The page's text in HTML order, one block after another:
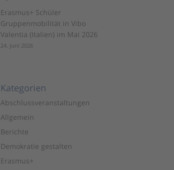
Erasmus+ Schüler
Gruppenmobilität in Vibo
Valentia (Italien) im Mai 2026
24. Juni 2026
Kategorien
Abschlussveranstaltungen
Allgemein
Berichte
Demokratie gestalten
Erasmus+